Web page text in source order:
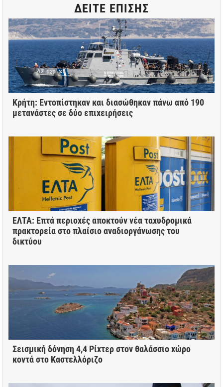
ΔΕΙΤΕ ΕΠΙΣΗΣ
Κρήτη: Εντοπίστηκαν και διασώθηκαν πάνω από 190
μετανάστες σε δύο επιχειρήσεις
ΕΛΤΑ: Επτά περιοχές αποκτούν νέα ταχυδρομικά
πρακτορεία στο πλαίσιο αναδιοργάνωσης του
δικτύου
Σεισμική δόνηση 4,4 Ρίχτερ στον θαλάσσιο χώρο
κοντά στο Καστελλόριζο